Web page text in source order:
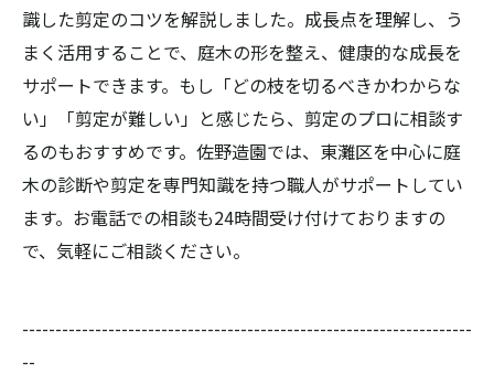
識した剪定のコツを解説しました。成長点を理解し、う
まく活用することで、庭木の形を整え、健康的な成長を
サポートできます。もし「どの枝を切るべきかわからな
い」「剪定が難しい」と感じたら、剪定のプロに相談す
るのもおすすめです。佐野造園では、東灘区を中心に庭
木の診断や剪定を専門知識を持つ職人がサポートしてい
ます。お電話での相談も24時間受け付けておりますの
で、気軽にご相談ください。
--------------------------------------------------------------------
--